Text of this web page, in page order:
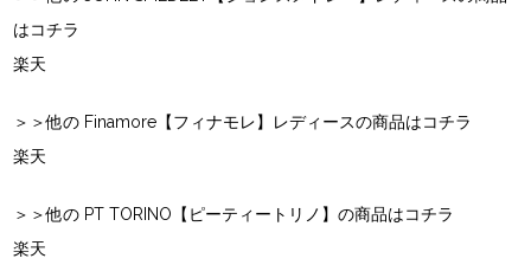
はコチラ
楽天
＞＞他の Finamore【フィナモレ】レディースの商品はコチラ
楽天
＞＞他の PT TORINO【ピーティートリノ】の商品はコチラ
楽天